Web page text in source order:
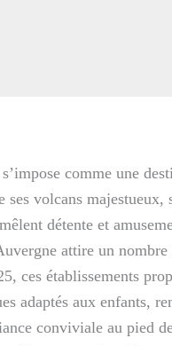
comme une
volcans
détente et
attire un
ces établissements
adaptés aux
conviviale au pied